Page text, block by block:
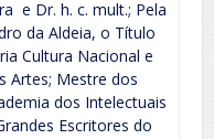
e Dr. h. c. mult.; Pela
da Aldeia, o Título
Cultura Nacional e
Artes; Mestre dos
dos Intelectuais
Escritores do